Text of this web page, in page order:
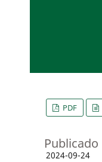
PDF
Publicado
2024-09-24